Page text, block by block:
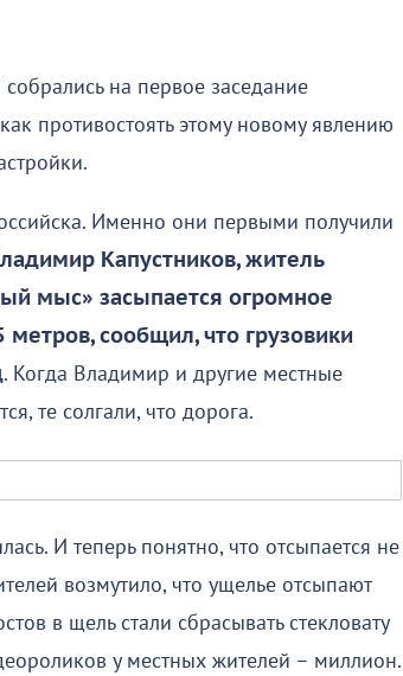
на первое заседание
противостоять этому новому явлению
Именно они первыми получили
Капустников, житель
мыс» засыпается огромное
сообщил, что грузовики
. Когда Владимир и другие местные
те солгали, что дорога.
И теперь понятно, что отсыпается не
возмутило, что ущелье отсыпают
в щель стали сбрасывать стекловату
у местных жителей – миллион.